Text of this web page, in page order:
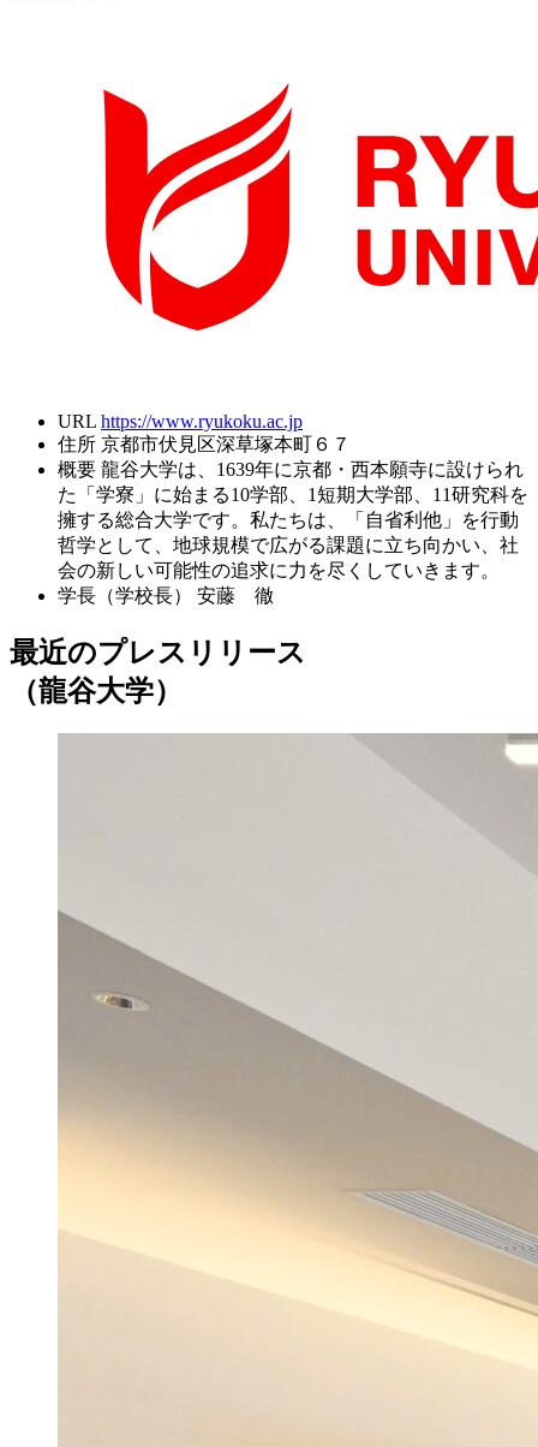
URL https://www.ryukoku.ac.jp
住所 京都市伏見区深草塚本町６７
概要 龍谷大学は、1639年に京都・西本願寺に設けられ
た「学寮」に始まる10学部、1短期大学部、11研究科を
擁する総合大学です。私たちは、「自省利他」を行動
哲学として、地球規模で広がる課題に立ち向かい、社
会の新しい可能性の追求に力を尽くしていきます。
学長（学校長）
安藤 徹
最近のプレスリリース
（龍谷大学）